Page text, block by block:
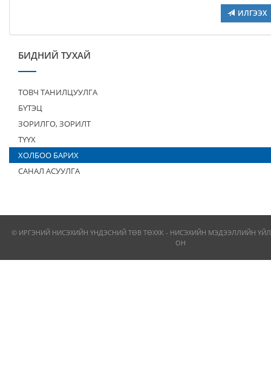
ИЛГЭЭХ
БИДНИЙ ТУХАЙ
ТОВЧ ТАНИЛЦУУЛГА
БҮТЭЦ
ЗОРИЛГО, ЗОРИЛТ
ТҮҮХ
ХОЛБОО БАРИХ
САНАЛ АСУУЛГА
© ИРГЭНИЙ НИСЭХИЙН ҮНДЭСНИЙ ТӨВ ТӨХХК - НИСЭХИЙН МЭДЭЭЛЛИЙН
ОН